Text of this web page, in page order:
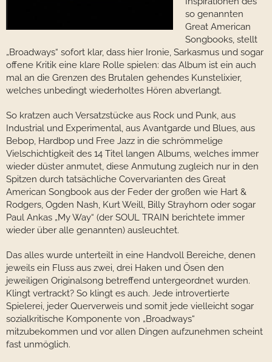
so genannten
Great American
Songbooks, stellt
„Broadways“ sofort klar, dass hier Ironie, Sarkasmus und sogar
offene Kritik eine klare Rolle spielen: das Album ist ein auch
mal an die Grenzen des Brutalen gehendes Kunstelixier,
welches unbedingt wiederholtes Hören abverlangt.
So kratzen auch Versatzstücke aus Rock und Punk, aus
Industrial und Experimental, aus Avantgarde und Blues, aus
Bebop, Hardbop und Free Jazz in die schrömmelige
Vielschichtigkeit des 14 Titel langen Albums, welches immer
wieder düster anmutet, diese Anmutung zugleich nur in den
Spitzen durch tatsächliche Covervarianten des Great
American Songbook aus der Feder der großen wie Hart &
Rodgers, Ogden Nash, Kurt Weill, Billy Strayhorn oder sogar
Paul Ankas „My Way“ (der SOUL TRAIN berichtete immer
wieder über alle genannten) ausleuchtet.
Das alles wurde unterteilt in eine Handvoll Bereiche, denen
jeweils ein Fluss aus zwei, drei Haken und Ösen den
jeweiligen Originalsong betreffend untergeordnet wurden.
Klingt vertrackt? So klingt es auch. Jede introvertierte
Spielerei, jeder Querverweis und somit jede vielleicht sogar
sozialkritische Komponente von „Broadways“
mitzubekommen und vor allen Dingen aufzunehmen scheint
fast unmöglich.